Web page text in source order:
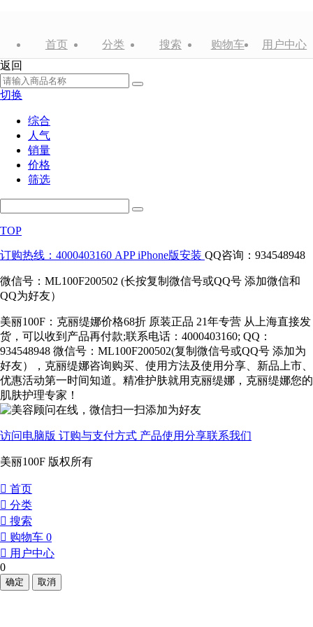
首页 分类 搜索 购物车
用户中心
返回
切换
综合
人气
销量
价格
筛选
TOP
订购热线：4000403160 APP iPhone版安装 QQ咨询：934548948
微信号：ML100F200502 (长按复制微信号或QQ号 添加微信和
QQ为好友）
美丽100F：克丽缇娜价格68折 原装正品 21年专营 从上海直接发
货，可以收到产品再付款;联系电话：4000403160; QQ：
934548948 微信号：ML100F200502(复制微信号或QQ号 添加为
好友），克丽缇娜咨询购买、使用方法及使用分享、新品上市、
优惠活动第一时间知道。精准护肤就用克丽缇娜，克丽缇娜您的
肌肤护理专家！
访问电脑版 订购与支付方式 产品使用分享联系我们
美丽100F 版权所有
󰀁 首页
󰀂 分类
󰀃 搜索
󰀄 购物车 0
󰀅 用户中心
0
确定 取消